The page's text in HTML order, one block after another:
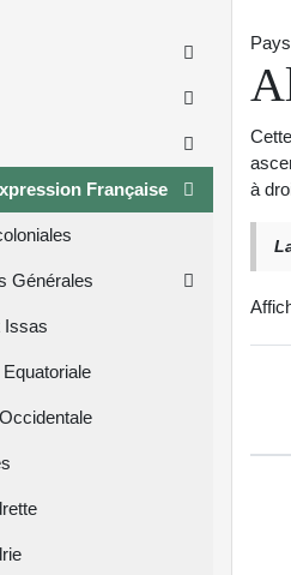
Française
Générales
Issas
à